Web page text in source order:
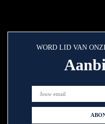
WORD LID VAN